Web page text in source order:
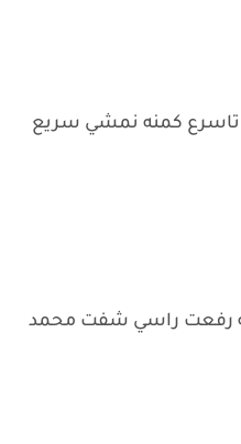
تاسرع كمنه نمشي سريع
رفعت راسي شفت محمد